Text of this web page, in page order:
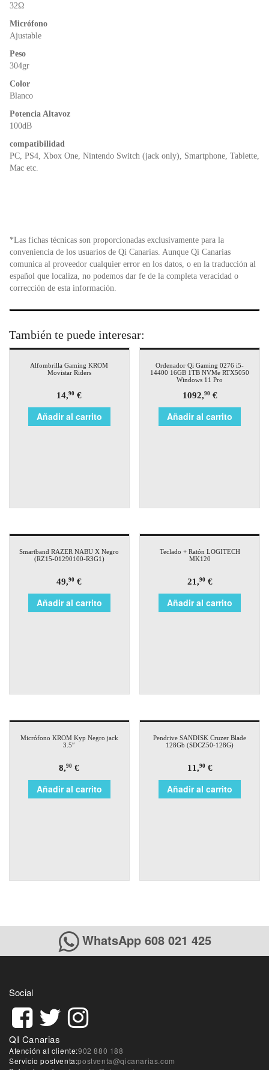
32Ω
Micrófono
Ajustable
Peso
304gr
Color
Blanco
Potencia Altavoz
100dB
compatibilidad
PC, PS4, Xbox One, Nintendo Switch (jack only), Smartphone, Tablette,
Mac etc.
*Las fichas técnicas son proporcionadas exclusivamente para la
conveniencia de los usuarios de Qi Canarias. Aunque Qi Canarias
comunica al proveedor cualquier error en los datos, o en la traducción al
español que localiza, no podemos dar fe de la completa veracidad o
corrección de esta información.
También te puede interesar:
Alfombrilla Gaming KROM
Movistar Riders
14,90 €
Añadir al carrito
Ordenador Qi Gaming 0276 i5-
14400 16GB 1TB NVMe RTX5050
Windows 11 Pro
1092,90€
Añadir al carrito
Smartband RAZER NABU X Negro
(RZ15-01290100-R3G1)
49,90 €
Añadir al carrito
Teclado + Ratón LOGITECH
MK120
21,90€
Añadir al carrito
Micrófono KROM Kyp Negro jack
3.5″
8,90 €
Añadir al carrito
Pendrive SANDISK Cruzer Blade
128Gb (SDCZ50-128G)
11,90€
Añadir al carrito
WhatsApp 608 021 425
Social
QI Canarias
Atención al cliente:902 880 188
Servicio postventa:postventa@qicanarias.com